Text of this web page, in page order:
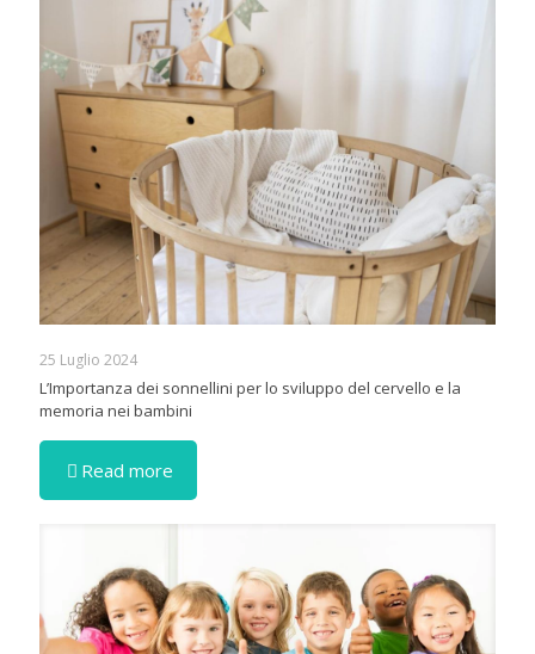
25 Luglio 2024
L’Importanza dei sonnellini per lo sviluppo del cervello e la
memoria nei bambini
Read more